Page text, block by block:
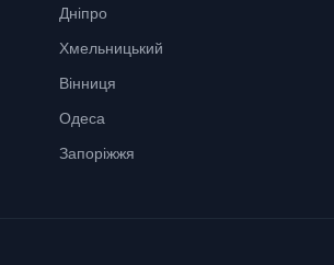
Дніпро
Хмельницький
Вінниця
Одеса
Запоріжжя